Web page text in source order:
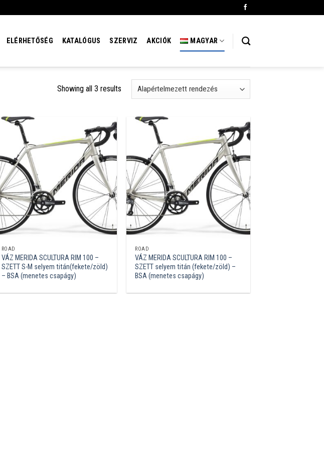
ELÉRHETŐSÉG KATALÓGUS SZERVIZ AKCIÓK MAGYAR
Showing all 3 results
ROAD
VÁZ MERIDA SCULTURA RIM 100 –
SZETT S-M selyem titán(fekete/zöld)
– BSA (menetes csapágy)
ROAD
VÁZ MERIDA SCULTURA RIM 100 –
SZETT selyem titán (fekete/zöld) –
BSA (menetes csapágy)